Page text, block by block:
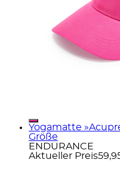
Yogamatte
Größe
ENDURANCE
Aktueller Preis